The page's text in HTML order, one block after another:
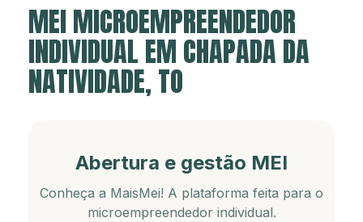
MEI MICROEMPREENDEDOR
INDIVIDUAL EM CHAPADA DA
NATIVIDADE, TO
Abertura e gestão MEI
Conheça a MaisMei! A plataforma feita para o
microempreendedor individual.